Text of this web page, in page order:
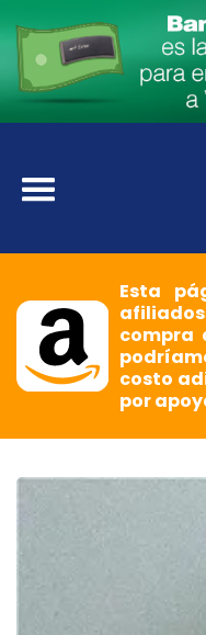
Esta
compra
costo
por